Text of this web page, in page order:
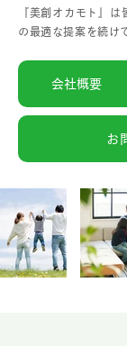
『美創オカモト』
の最適な提案を続け
会社概要
お